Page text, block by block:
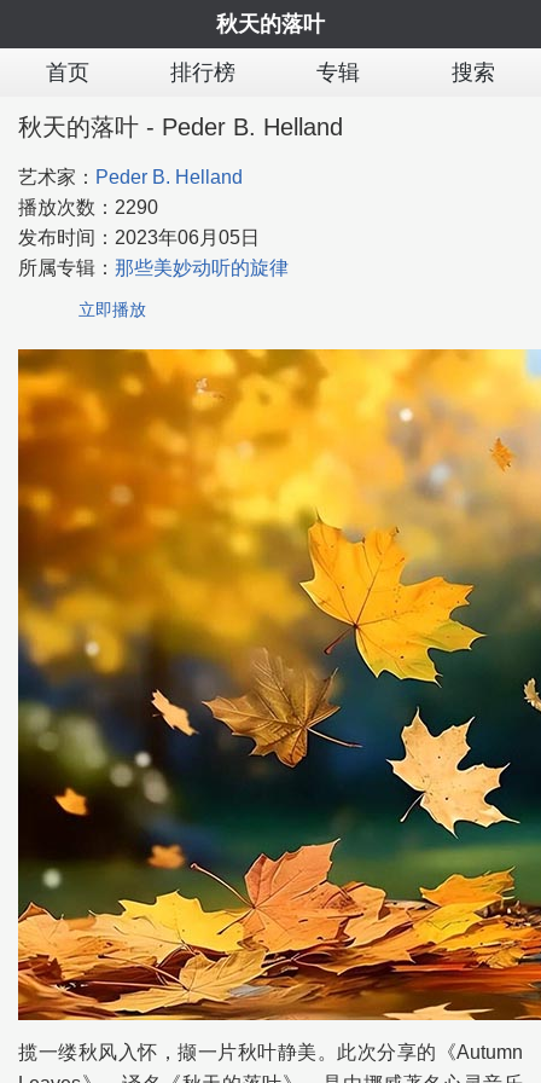
秋天的落叶
首页
排行榜 专辑 搜索
秋天的落叶 - Peder B. Helland
艺术家： Peder B. Helland
播放次数： 2290
发布时间： 2023年06月05日
所属专辑： 那些美妙动听的旋律
立即播放
揽一缕秋风入怀，撷一片秋叶静美。此次分享的《Autumn